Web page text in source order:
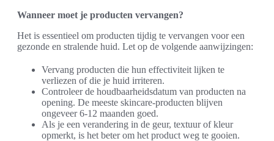
Wanneer moet je producten vervangen?
Het is essentieel om producten tijdig te vervangen voor een
gezonde en stralende huid. Let op de volgende aanwijzingen:
Vervang producten die hun effectiviteit lijken te
verliezen of die je huid irriteren.
Controleer de houdbaarheidsdatum van producten na
opening. De meeste skincare-producten blijven
ongeveer 6-12 maanden goed.
Als je een verandering in de geur, textuur of kleur
opmerkt, is het beter om het product weg te gooien.